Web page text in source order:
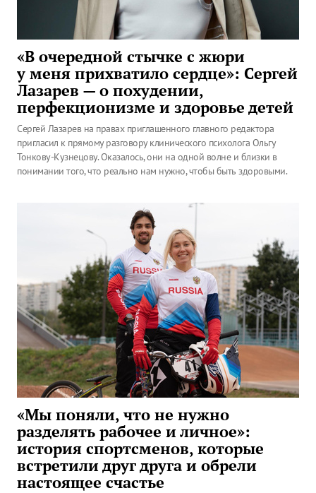
«В очередной стычке с жюри
у меня прихватило сердце»: Сергей
Лазарев — о похудении,
перфекционизме и здоровье детей
Сергей Лазарев на правах приглашенного главного редактора
пригласил к прямому разговору клинического психолога Ольгу
Тонкову-Кузнецову. Оказалось, они на одной волне и близки в
понимании того, что реально нам нужно, чтобы быть здоровыми.
«Мы поняли, что не нужно
разделять рабочее и личное»:
история спортсменов, которые
встретили друг друга и обрели
настоящее счастье